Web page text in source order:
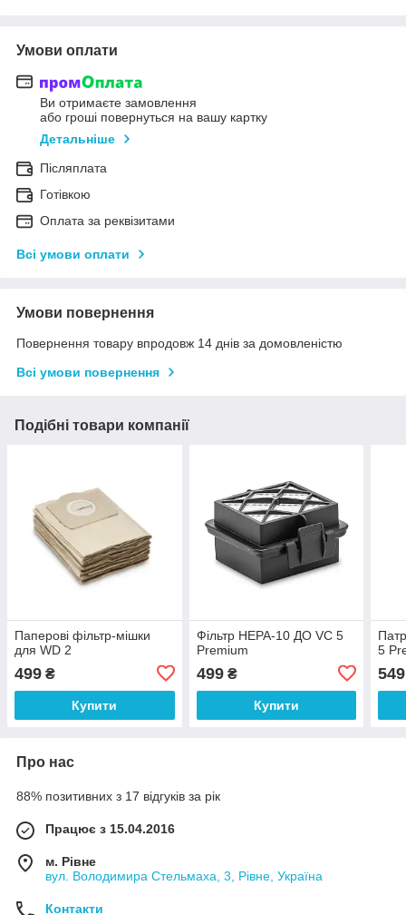
Умови оплати
Ви отримаєте замовлення
або гроші повернуться на вашу картку
Детальніше
Післяплата
Готівкою
Оплата за реквізитами
Всі умови оплати
Умови повернення
Повернення товару впродовж 14 днів за домовленістю
Всі умови повернення
Подібні товари компанії
Паперові фільтр-мішки
для WD 2
499 ₴
Купити
Фільтр НЕРА-10 ДО VC 5
Premium
499₴
Купити
5
549
Про нас
88% позитивних з 17 відгуків за рік
Працює з 15.04.2016
м. Рівне
вул. Володимира Стельмаха, 3, Рівне, Україна
Контакти